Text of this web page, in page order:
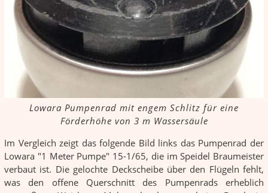
Lowara Pumpenrad mit engem Schlitz für eine
Förderhöhe von 3 m Wassersäule
Im Vergleich zeigt das folgende Bild links das Pumpenrad der
Lowara "1 Meter Pumpe" 15-1/65, die im Speidel Braumeister
verbaut ist. Die gelochte Deckscheibe über den Flügeln fehlt,
was den offene Querschnitt des Pumpenrads erheblich